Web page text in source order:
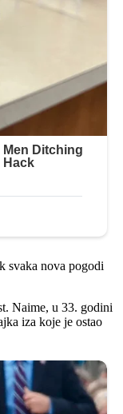
svaka nova pogodi
Naime, u 33. godini
iza koje je ostao